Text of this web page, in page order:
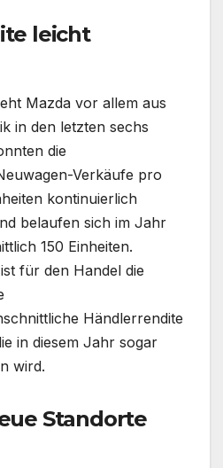
leicht
Mazda vor allem aus
in den letzten sechs
die
Verkäufe pro
kontinuierlich
belaufen sich im Jahr
150 Einheiten.
für den Handel die
Händlerrendite
in diesem Jahr sogar
wird.
Standorte